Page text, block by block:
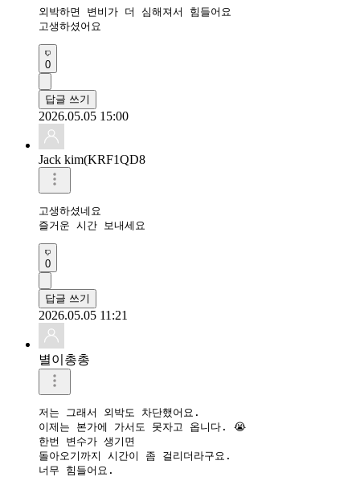
외박하면 변비가 더 심해져서 힘들어요
고생하셨어요
0
답글 쓰기
2026.05.05 15:00
Jack kim(KRF1QD8
고생하셨네요
즐거운 시간 보내세요
0
답글 쓰기
2026.05.05 11:21
별이총총
저는 그래서 외박도 차단했어요.
이제는 본가에 가서도 못자고 옵니다. 😭
한번 변수가 생기면
돌아오기까지 시간이 좀 걸리더라구요.
너무 힘들어요.